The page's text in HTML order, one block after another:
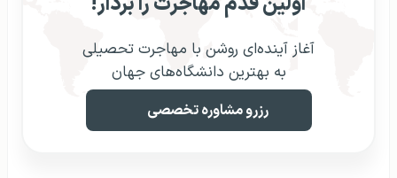
آغاز آینده‌ای روشن با مهاجرت تحصیلی
به بهترین دانشگاه‌های جهان
رزرو مشاوره تخصصی